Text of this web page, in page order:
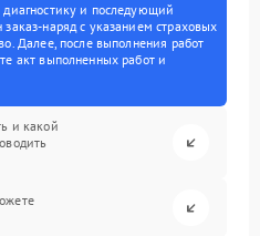
диагностику и последующий
наряд с указанием страховых
Далее, после выполнения работ
акт выполненных работ и
и какой